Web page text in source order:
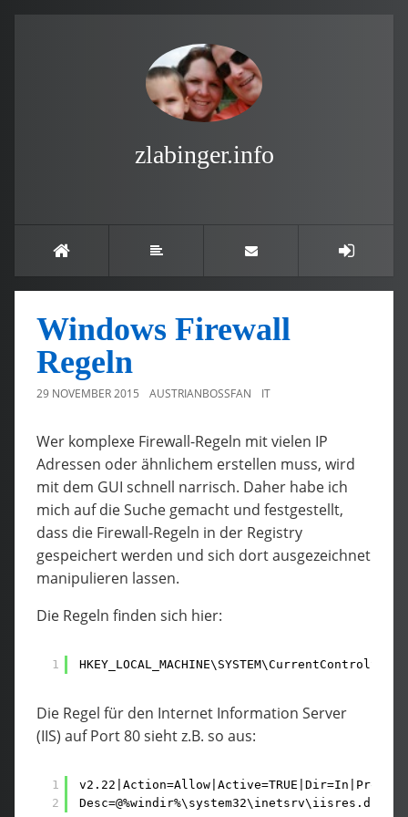
zlabinger.info
Windows Firewall
Regeln
29 NOVEMBER 2015 AUSTRIANBOSSFAN IT
Wer komplexe Firewall-Regeln mit vielen IP
Adressen oder ähnlichem erstellen muss, wird
mit dem GUI schnell narrisch. Daher habe ich
mich auf die Suche gemacht und festgestellt,
dass die Firewall-Regeln in der Registry
gespeichert werden und sich dort ausgezeichnet
manipulieren lassen.
Die Regeln finden sich hier:
1
Die Regel für den Internet Information Server
(IIS) auf Port 80 sieht z.B. so aus:
1
2
Desc=@%windir%\system32\inetsrv\iisres.dll,-